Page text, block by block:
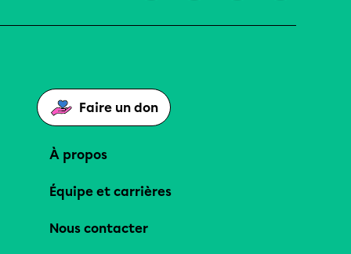
Faire un don
À propos
Équipe et carrières
Nous contacter